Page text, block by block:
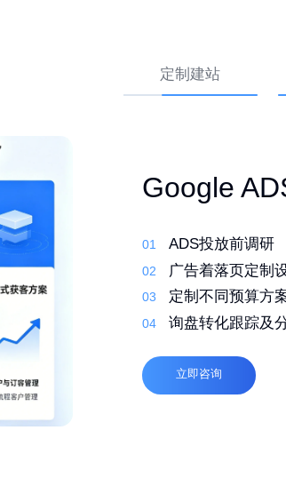
定制建站
高转化外
01 先策划，再建站
02 定制建站系统，
03 定制化设计，打
04 自适应，多语言
立即咨询
Google
01 ADS投放前调研
02 广告着落页定制
03 定制不同预算方
04 询盘转化跟踪及
立即咨询
外贸网站
优化
01 行业调研了解产
02 筛选合适的关键
03 撰写原创文案 定
立即咨询